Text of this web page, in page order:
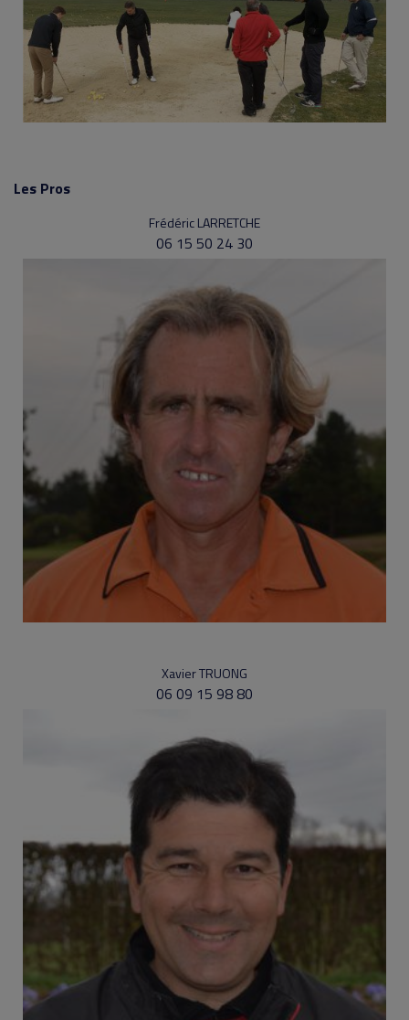
Les Pros
Frédéric LARRETCHE
06 15 50 24 30
Xavier TRUONG
06 09 15 98 80